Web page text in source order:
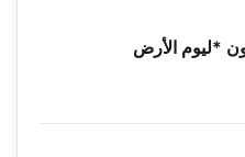
*ليوم الأرض